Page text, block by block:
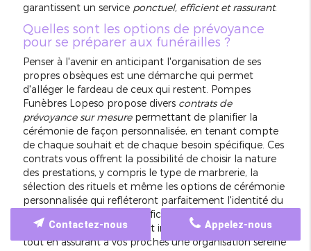
garantissent un service ponctuel, efficient et rassurant.
Quelles sont les options de prévoyance
pour se préparer aux funérailles ?
Penser à l'avenir en anticipant l'organisation de ses
propres obsèques est une démarche qui permet
d'alléger le fardeau de ceux qui restent. Pompes
Funèbres Lopeso propose divers contrats de
prévoyance sur mesurepermettant de planifier la
cérémonie de façon personnalisée, en tenant compte
de chaque souhait et de chaque besoin spécifique. Ces
contrats vous offrent la possibilité de choisir la nature
des prestations, y compris le type de marbrerie, la
sélection des rituels et même les options de cérémonie
personnalisée qui refléteront parfaitement l'identité du
défunt. Grâce à cette planification anticipée, vous
garantissez un financement intégral des services choisis
tout en assurant à vos proches une organisation sereine
Appelez-nous
Contactez-nous